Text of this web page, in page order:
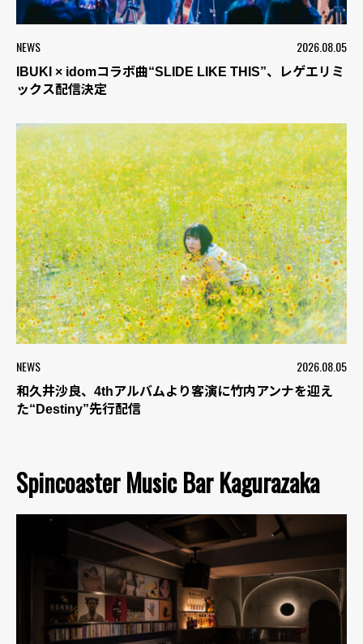
NEWS 2026.08.05
IBUKI × idomコラボ曲“SLIDE LIKE THIS”、レゲエリミ
ックス配信決定
NEWS 2026.08.05
和久井沙良、4thアルバムより客演に竹内アンナを迎え
た“Destiny”先行配信
Spincoaster Music Bar Kagurazaka